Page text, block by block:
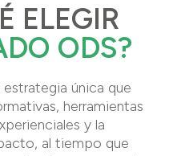
ELEGIR
ODS?
única que
herramientas
y la
al tiempo que